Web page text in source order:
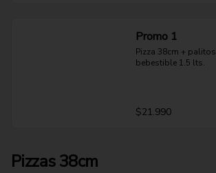
Promo 1
Pizza 38cm +
bebestible 1.5 lts.
$21.990
Pizzas 38cm